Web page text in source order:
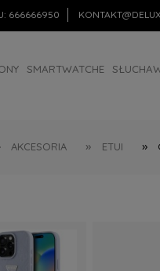
666666950
SMARTWATCHE
AKCESORIA » ETUI »